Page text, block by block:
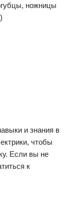
ножницы
и знания в
чтобы
Если вы не
к